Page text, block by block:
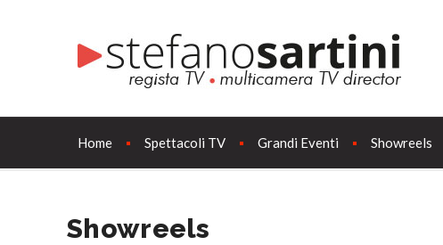
Home Spettacoli TV Grandi Eventi Showreels
Showreels